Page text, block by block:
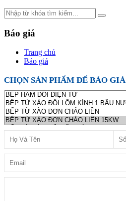
Báo giá
Trang chủ
Báo giá
CHỌN SẢN PHẨM ĐỂ BÁO GIÁ